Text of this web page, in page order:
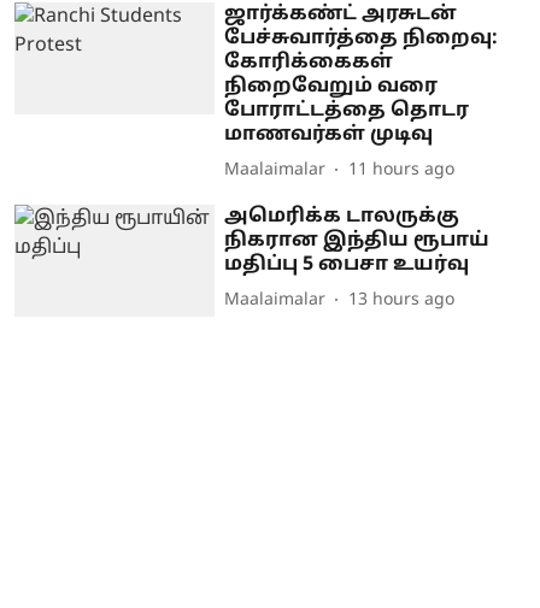
ஜார்க்கண்ட் அரசுடன்
பேச்சுவார்த்தை நிறைவு:
கோரிக்கைகள்
நிறைவேறும் வரை
போராட்டத்தை தொடர
மாணவர்கள் முடிவு
Maalaimalar 11 hours ago
அமெரிக்க டாலருக்கு
நிகரான இந்திய ரூபாய்
மதிப்பு 5 பைசா உயர்வு
Maalaimalar 13 hours ago